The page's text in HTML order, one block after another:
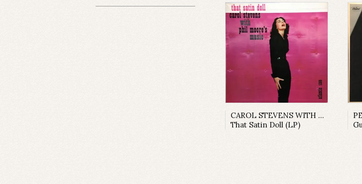
CAROL STEVENS WITH PHIL MOORE'S MUSIC
That Satin Doll (LP)